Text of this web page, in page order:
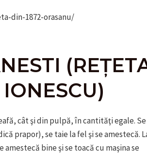
din-1872-orasanu/
cât şi din pulpă, în cantităţi egale. Se
prapor), se taie la fel şi se amestecă.
amestecă bine şi se toacă cu maşina se